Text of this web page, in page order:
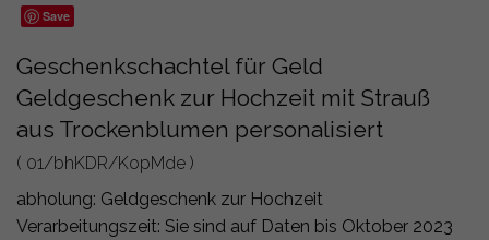
Save
Geschenkschachtel für Geld
Geldgeschenk zur Hochzeit mit Strauß
aus Trockenblumen personalisiert
( 01/bhKDR/KopMde )
abholung: Geldgeschenk zur Hochzeit
Verarbeitungszeit: Sie sind auf Daten bis Oktober 2023